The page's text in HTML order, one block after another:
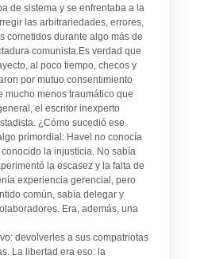
de sistema y se enfrentaba a la
las arbitrariedades, errores,
cometidos durante algo más de
comunista.Es verdad que
al poco tiempo, checos y
por mutuo consentimiento
mucho menos traumático que
el escritor inexperto
¿Cómo sucedió ese
primordial: Havel no conocía
la injusticia. No sabía
la escasez y la falta de
experiencia gerencial, pero
común, sabía delegar y
Era, además, una
devolverles a sus compatriotas
La libertad era eso: la